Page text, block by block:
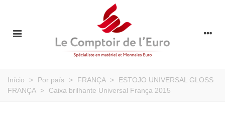
Início > Por país > FRANÇA >
ESTOJO UNIVERSAL GLOSS
FRANÇA
> Caixa brilhante Universal França 2015